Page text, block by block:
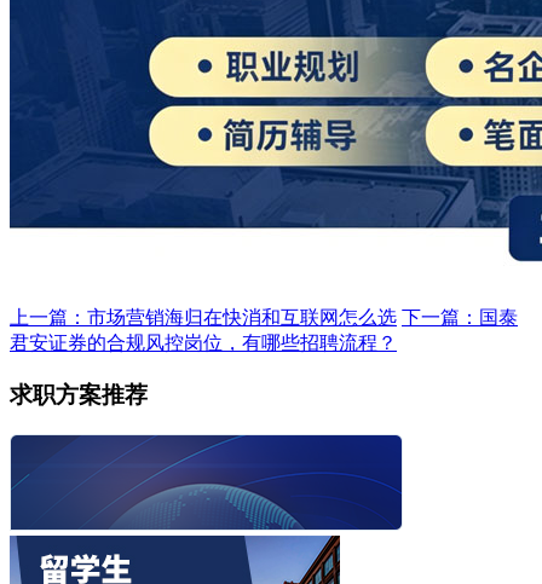
上一篇：市场营销海归在快消和互联网怎么选 下一篇：国泰
君安证券的合规风控岗位，有哪些招聘流程？
求职方案推荐